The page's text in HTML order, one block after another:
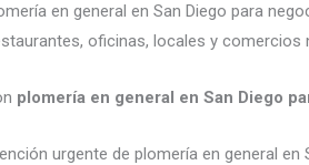
en general en San Diego para
oficinas, locales y comercios
plomería en general en San Diego
urgente de plomería en general en